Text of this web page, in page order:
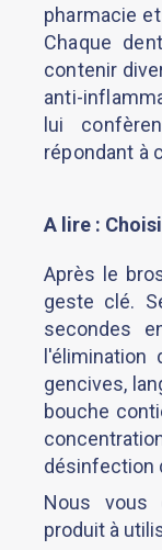
pharmacie
Chaque
contenir
anti-
lui
répondant à
A lire :
Après le
geste clé.
secondes
gencives,
bouche
désinfection
Nous vous
produit à